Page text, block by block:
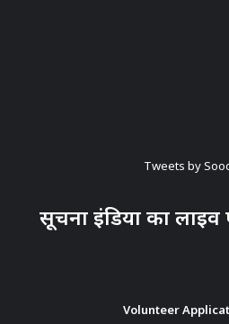
Tweets by
सूचना इंडिया का
Volunteer